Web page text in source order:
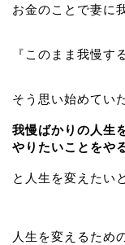
お金のことで妻に
『このまま我慢す
そう思い始めてい
我慢ばかりの人生
やりたいことをや
と人生を変えたい
人生を変えるため